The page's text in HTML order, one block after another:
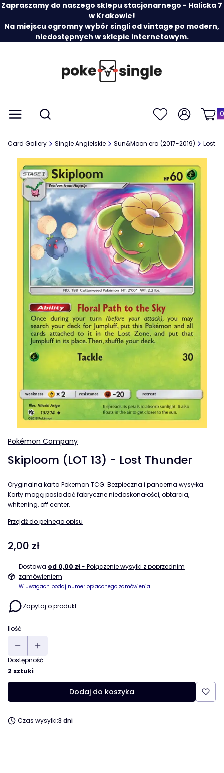
Zapraszamy do naszego sklepu stacjonarnego - Halicka 7
w Krakowie!
Na miejscu ogromny wybór singli od vintage po modern,
niedostępnych w sklepie internetowym.
Menu Otwórz wyszukiwarkę
Szukaj UlubioneZaloguj się
Card Gallery Single Angielskie Sun&Moon era (2017-2019) Lost
Pokémon Company
Skiploom (LOT 13) - Lost Thunder
Oryginalna karta Pokemon TCG. Bezpieczna i pancerna wysyłka.
Karty mogą posiadać fabryczne niedoskonałości, obtarcia,
whitening, off center.
Przejdź do pełnego opisu
Cena
2,00 zł
Dostawa od 0,00 zł- Połączenie wysyłki z poprzednim
zamówieniem
W uwagach podaj numer opłaconego zamówienia!
Zapytaj o produkt
Ilość
Dostępność:
2 sztuki
Dodaj do koszyka
Czas wysyłki:3 dni